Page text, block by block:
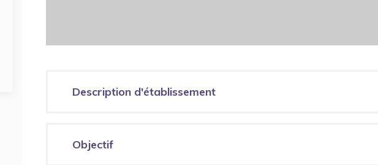
Description d'établissement
Objectif